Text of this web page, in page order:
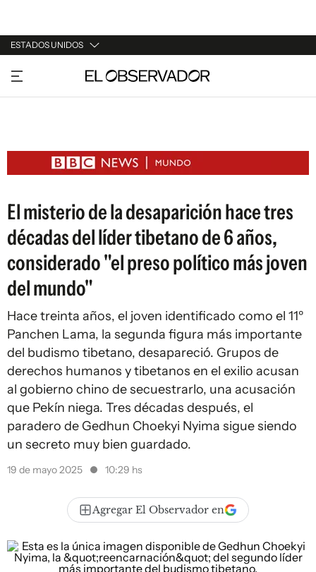
ESTADOS UNIDOS
URUGUAY
ARGENTINA
ESTADOS UNIDOS
El misterio de la desaparición hace tres
décadas del líder tibetano de 6 años,
considerado "el preso político más joven
del mundo"
Hace treinta años, el joven identificado como el 11º
Panchen Lama, la segunda figura más importante
del budismo tibetano, desapareció. Grupos de
derechos humanos y tibetanos en el exilio acusan
al gobierno chino de secuestrarlo, una acusación
que Pekín niega. Tres décadas después, el
paradero de Gedhun Choekyi Nyima sigue siendo
un secreto muy bien guardado.
19 de mayo 2025 10:29 hs
Agregar El Observador en